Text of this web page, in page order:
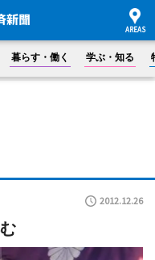
暮らす・働く 学ぶ・知る
2012.12.26